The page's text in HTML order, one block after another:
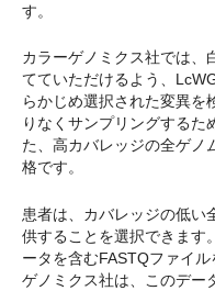
す。
カラーゲノミクス社では、
てていただけるよう、
らかじめ選択された変異を
りなくサンプリングするた
た、高カバレッジの全ゲノ
格です。
患者は、カバレッジの低い
供することを選択できます
ータを含むFASTQファイ
ゲノミクス社は、このデー